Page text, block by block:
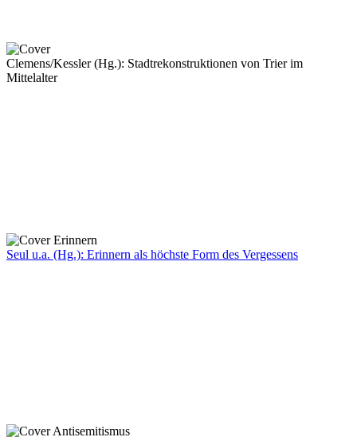
Clemens/Kessler (Hg.): Stadtrekonstruktionen von Trier im
Mittelalter
Seul u.a. (Hg.): Erinnern als höchste Form des Vergessens